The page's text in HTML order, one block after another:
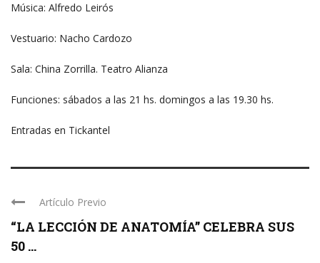
Música: Alfredo Leirós
Vestuario: Nacho Cardozo
Sala: China Zorrilla. Teatro Alianza
Funciones: sábados a las 21 hs. domingos a las 19.30 hs.
Entradas en Tickantel
Artículo Previo
“LA LECCIÓN DE ANATOMÍA” CELEBRA SUS
50 ...